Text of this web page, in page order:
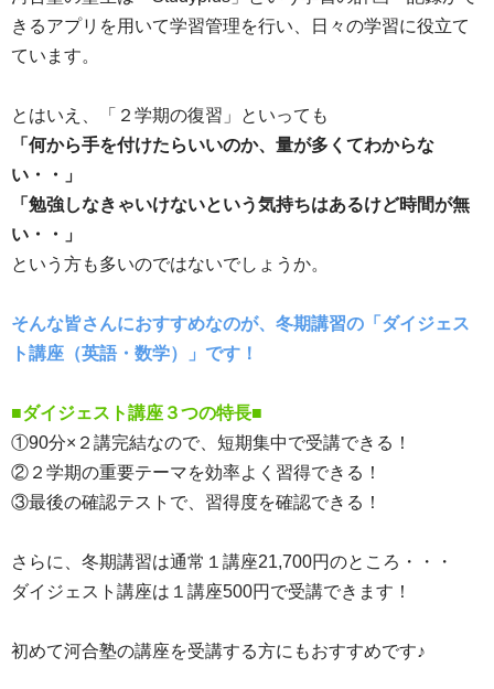
きるアプリを用いて学習管理を行い、日々の学習に役立て
ています。
とはいえ、「２学期の復習」といっても
「何から手を付けたらいいのか、量が多くてわからな
い・・」
「勉強しなきゃいけないという気持ちはあるけど時間が無
い・・」
という方も多いのではないでしょうか。
そんな皆さんにおすすめなのが、冬期講習の「ダイジェス
ト講座（英語・数学）」です！
■ダイジェスト講座３つの特長■
①90分×２講完結なので、短期集中で受講できる！
②２学期の重要テーマを効率よく習得できる！
③最後の確認テストで、習得度を確認できる！
さらに、冬期講習は通常１講座21,700円のところ・・・
ダイジェスト講座は１講座500円で受講できます！
初めて河合塾の講座を受講する方にもおすすめです♪